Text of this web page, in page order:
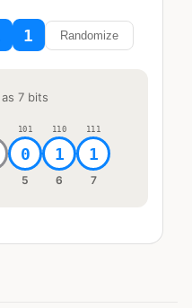
1 Randomize
7 bits
101
0
5
110
1
6
111
1
7